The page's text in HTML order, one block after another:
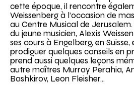
cette époque, il rencontre
Weissenberg à l’occasion de
au Centre Musical de
du jeune musicien, Alexis
ses cours à Engelberg, en
prodiguer quelques conseils en
prend aussi quelques leçons
autre maîtres Murray Perahia,
Bashkirov, Leon Fleisher…